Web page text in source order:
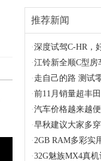
推荐新闻
·深度试驾C-HR，
·江铃新全顺C型
· 走自己的路 测试
·前11月销量超丰
·汽车价格越来越
·早秋建议大家多
·2GB RAM多彩实
·32G魅族MX4真